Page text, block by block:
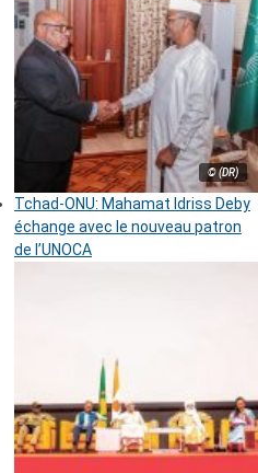
© (DR)
Tchad-ONU: Mahamat Idriss Deby
échange avec le nouveau patron
de l’UNOCA